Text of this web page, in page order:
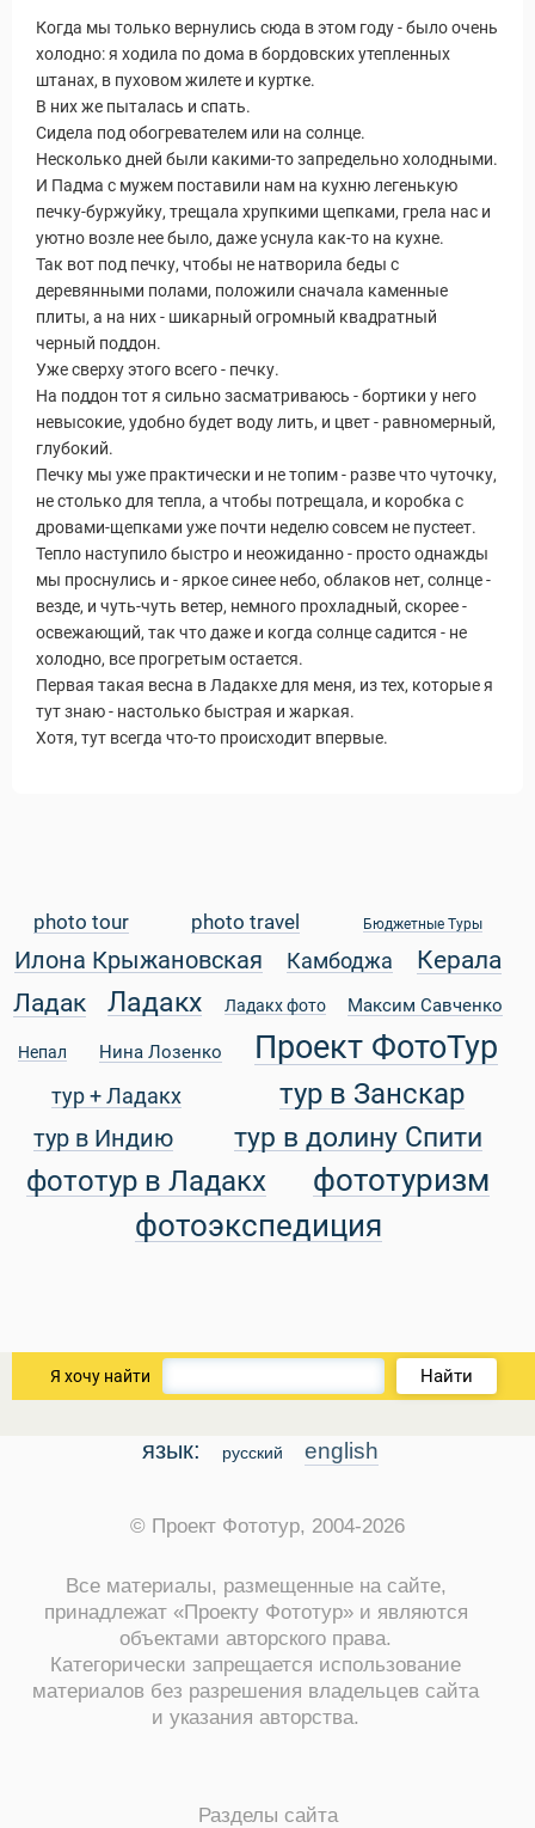
Когда мы только вернулись сюда в этом году - было очень
холодно: я ходила по дома в бордовских утепленных
штанах, в пуховом жилете и куртке.
В них же пыталась и спать.
Сидела под обогревателем или на солнце.
Несколько дней были какими-то запредельно холодными.
И Падма с мужем поставили нам на кухню легенькую
печку-буржуйку, трещала хрупкими щепками, грела нас и
уютно возле нее было, даже уснула как-то на кухне.
Так вот под печку, чтобы не натворила беды с
деревянными полами, положили сначала каменные
плиты, а на них - шикарный огромный квадратный
черный поддон.
Уже сверху этого всего - печку.
На поддон тот я сильно засматриваюсь - бортики у него
невысокие, удобно будет воду лить, и цвет - равномерный,
глубокий.
Печку мы уже практически и не топим - разве что чуточку,
не столько для тепла, а чтобы потрещала, и коробка с
дровами-щепками уже почти неделю совсем не пустеет.
Тепло наступило быстро и неожиданно - просто однажды
мы проснулись и - яркое синее небо, облаков нет, солнце -
везде, и чуть-чуть ветер, немного прохладный, скорее -
освежающий, так что даже и когда солнце садится - не
холодно, все прогретым остается.
Первая такая весна в Ладакхе для меня, из тех, которые я
тут знаю - настолько быстрая и жаркая.
Хотя, тут всегда что-то происходит впервые.
photo tour photo travel Бюджетные Туры
Илона Крыжановская Камбоджа
Керала
Ладак
Ладакх Ладакх фото Максим Савченко
Непал Нина Лозенко Проект ФотоТур
тур + Ладакх тур в Занскар
тур в Индию тур в долину Спити
фототур в Ладакх
фототуризм
фотоэкспедиция
Я хочу найти Найти
язык: русский english
© Проект Фототур, 2004-2026
Все материалы, размещенные на сайте,
принадлежат «Проекту Фототур» и являются
объектами авторского права.
Категорически запрещается использование
материалов без разрешения владельцев сайта
и указания авторства.
Разделы сайта